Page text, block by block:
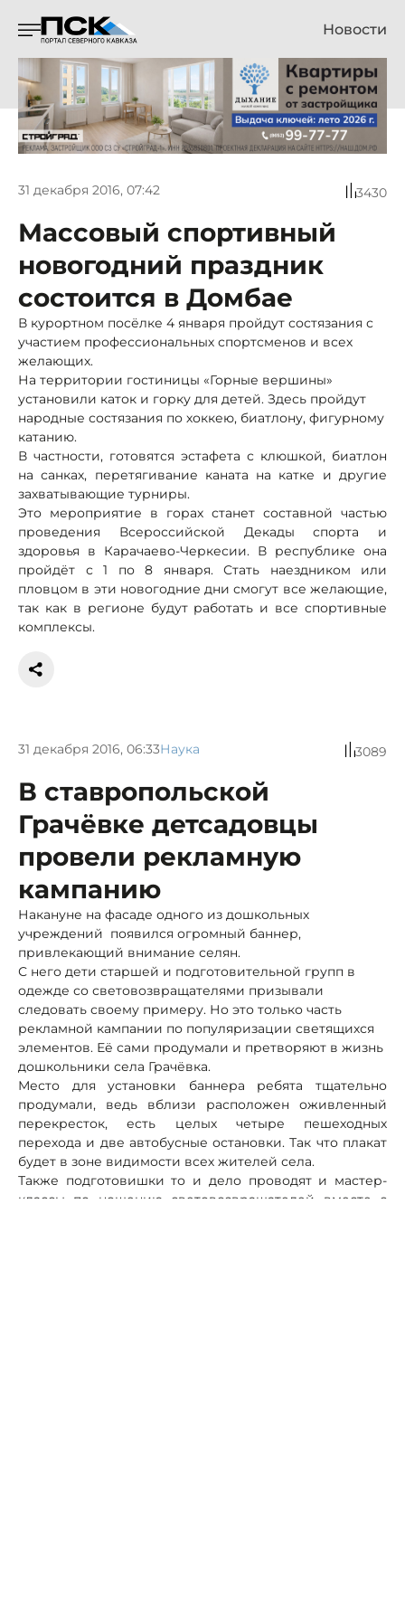
Новости
31 декабря 2016, 07:42 3430
Массовый спортивный
новогодний праздник
состоится в Домбае
В курортном посёлке 4 января пройдут состязания с
участием профессиональных спортсменов и всех
желающих.
На территории гостиницы «Горные вершины»
установили каток и горку для детей. Здесь пройдут
народные состязания по хоккею, биатлону, фигурному
катанию.
В частности, готовятся эстафета с клюшкой, биатлон
на санках, перетягивание каната на катке и другие
захватывающие турниры.
Это мероприятие в горах станет составной частью
проведения Всероссийской Декады спорта и
здоровья в Карачаево-Черкесии. В республике она
пройдёт с 1 по 8 января. Стать наездником или
пловцом в эти новогодние дни смогут все желающие,
так как в регионе будут работать и все спортивные
комплексы.
31 декабря 2016, 06:33Наука 3089
В ставропольской
Грачёвке детсадовцы
провели рекламную
кампанию
Накануне на фасаде одного из дошкольных
учреждений появился огромный баннер,
привлекающий внимание селян.
С него дети старшей и подготовительной групп в
одежде со световозвращателями призывали
следовать своему примеру. Но это только часть
рекламной кампании по популяризации светящихся
элементов. Её сами продумали и претворяют в жизнь
дошкольники села Грачёвка.
Место для установки баннера ребята тщательно
продумали, ведь вблизи расположен оживленный
перекресток, есть целых четыре пешеходных
перехода и две автобусные остановки. Так что плакат
будет в зоне видимости всех жителей села.
Также подготовишки то и дело проводят и мастер-
классы по ношению световозвращателей вместе с